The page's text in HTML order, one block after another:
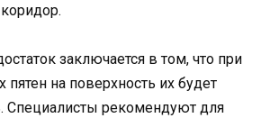
заключается в том, что при
на поверхность их будет
Специалисты рекомендуют для